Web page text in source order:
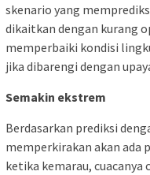
skenario yang
dikaitkan dengan kurang
memperbaiki kondisi
jika dibarengi dengan
Semakin ekstrem
Berdasarkan prediksi
memperkirakan akan ada
ketika kemarau, cuacanya